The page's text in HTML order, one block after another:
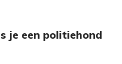
V
je een politiehond